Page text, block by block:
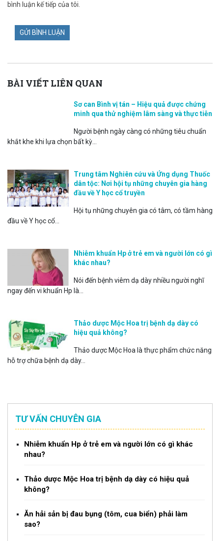
bình luận kế tiếp của tôi.
BÀI VIẾT LIÊN QUAN
Sơ can Bình vị tán – Hiệu quả được chứng
minh qua thử nghiệm lâm sàng và thực tiễn
Người bệnh ngày càng có những tiêu chuẩn
khắt khe khi lựa chọn bất kỳ...
Trung tâm Nghiên cứu và Ứng dụng Thuốc
dân tộc: Nơi hội tụ những chuyên gia hàng
đầu về Y học cổ truyền
Hội tụ những chuyên gia có tâm, có tầm hàng
đầu về Y học cổ...
Nhiễm khuẩn Hp ở trẻ em và người lớn có gì
khác nhau?
Nói đến bệnh viêm dạ dày nhiều người nghĩ
ngay đến vi khuẩn Hp là...
Thảo dược Mộc Hoa trị bệnh dạ dày có
hiệu quả không?
Thảo dược Mộc Hoa là thực phẩm chức năng
hỗ trợ chữa bệnh dạ dày...
TƯ VẤN CHUYÊN GIA
Nhiễm khuẩn Hp ở trẻ em và người lớn có gì khác
nhau?
Thảo dược Mộc Hoa trị bệnh dạ dày có hiệu quả
không?
Ăn hải sản bị đau bụng (tôm, cua biển) phải làm
sao?